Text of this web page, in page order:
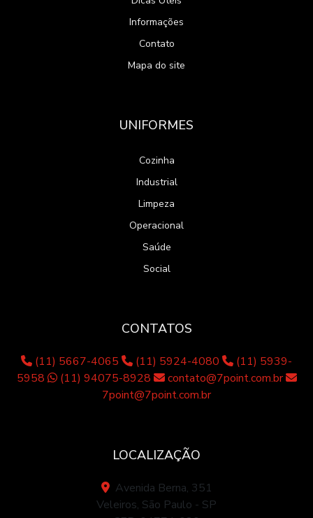
Informações
Contato
Mapa do site
UNIFORMES
Cozinha
Industrial
Limpeza
Operacional
Saúde
Social
CONTATOS
(11) 5667-4065 (11) 5924-4080
(11) 5939-
5958
(11) 94075-8928
contato@7point.com.br
7point@7point.com.br
LOCALIZAÇÃO
Avenida Berna, 351
Veleiros, São Paulo - SP